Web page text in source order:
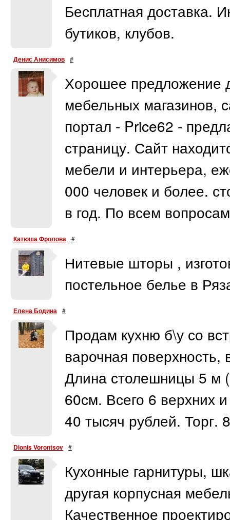
Бесплатная доставка.
бутиков, клубов.
Денис Анисимов #
Хорошее предложение
мебельных магазинов,
портал - Price62 -
страницу. Сайт
мебели и интерьера,
000 человек и более.
в год. По всем
Катюша Фролова #
Нитевые шторы ,
постельное белье в
Елена Бодина #
Продам кухню б\у со
варочная
Длина столешницы 5 м
60см. Всего 6 верхних
40 тысяч рублей. Торг.
Dionis Vorontsov #
Кухонные гарнитуры,
другая корпусная
Качественное